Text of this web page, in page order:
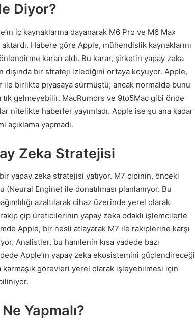
Diyor?
iç kaynaklarına dayanarak M6 Pro ve M6 Max
Habere göre Apple, mühendislik kaynaklarını
kararı aldı. Bu karar, şirketin yapay zeka
dışında bir strateji izlediğini ortaya koyuyor. Apple,
ile birlikte piyasaya sürmüştü; ancak normalde bunu
gelmeyebilir. MacRumors ve 9to5Mac gibi önde
nitelikte haberler yayımladı. Apple ise şu ana kadar
açıklama yapmadı.
Zeka Stratejisi
bir yapay zeka stratejisi yatıyor. M7 çipinin, önceki
Engine) ile donatılması planlanıyor. Bu
azaltılarak cihaz üzerinde yerel olarak
çip üreticilerinin yapay zeka odaklı işlemcilerle
Apple, bir nesli atlayarak M7 ile rakiplerine karşı
Analistler, bu hamlenin kısa vadede bazı
Apple’ın yapay zeka ekosistemini güçlendireceği
görevleri yerel olarak işleyebilmesi için
Yapmalı?